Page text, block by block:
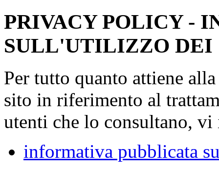
PRIVACY POLICY -
SULL'UTILIZZO DEI
Per tutto quanto attiene
sito in riferimento al
utenti che lo consultano,
informativa pubblicata